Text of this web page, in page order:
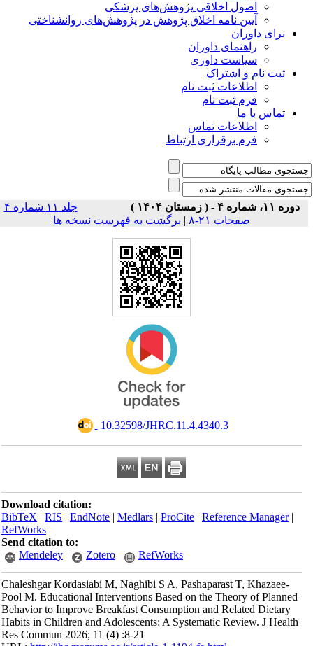
اصول اخلاقی پژوهش‌های پزشکی
آیین نامه اخلاق پژوهش در پژوهش‌های روانشناختی
برای داوران
راهنمای داوران
سیاست داوری
ثبت نام و اشتراک
اطلاعات ثبت نام
فرم ثبت نام
تماس با ما
اطلاعات تماس
فرم برقراری ارتباط
دوره ۱۱، شماره ۴ - ( زمستان ۱۴۰۴ )
جلد ۱۱ شماره ۴
صفحات ۲۱-۸
| برگشت به فهرست نسخه ها
‎ 10.32598/JHRC.11.4.4340.3
Download citation:
BibTeX|RIS|EndNote|Medlars|ProCite|Reference Manager
RefWorks
Send citation to:
Mendeley
Zotero RefWorks
Chaleshgar Kordasiabi M, Naghibi S A, Pashaparast T, Khazaee-
Pool M. Educational Interventions Based on the Theory of Planned
Behavior to Improve Breakfast Consumption and Related Dietary
Habits in Children and Adolescents: A Systematic Review. J Health
Res Commun 2026; 11 (4) :8-21